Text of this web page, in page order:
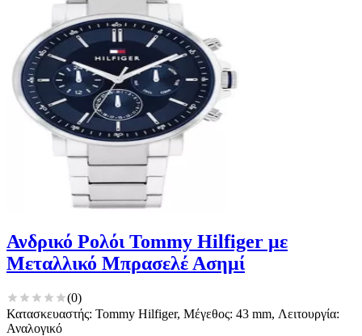
Ανδρικό Ρολόι Tommy Hilfiger με
Μεταλλικό Μπρασελέ Ασημί
(0)
Κατασκευαστής: Tommy Hilfiger, Μέγεθος: 43 mm, Λειτουργία:
Αναλογικό